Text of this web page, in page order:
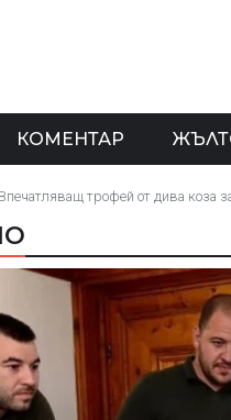
КОМЕНТАР
Впечатляващ трофей от дива коза